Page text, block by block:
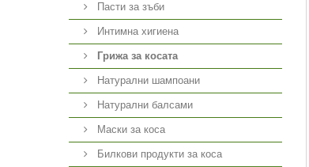
Пасти за зъби
Интимна хигиена
Грижа за косата
Натурални шампоани
Натурални балсами
Маски за коса
Билкови продукти за коса